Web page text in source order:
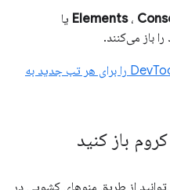
Elements،
یا
باز می‌کنند.
DevTools را برای هر تب جدید به
از طریق منوهای کشویی در